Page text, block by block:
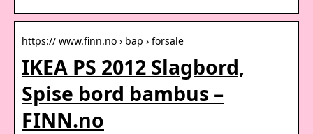
https:// www.finn.no › bap › forsale
IKEA PS 2012 Slagbord,
Spise bord bambus –
FINN.no